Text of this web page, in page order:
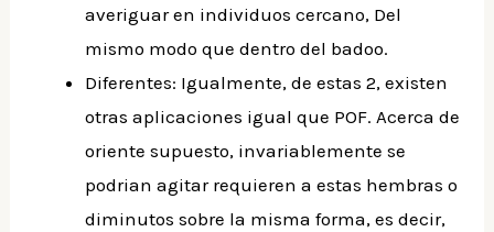
averiguar en individuos cercano, Del
mismo modo que dentro del badoo.
Diferentes: Igualmente, de estas 2, existen
otras aplicaciones igual que POF. Acerca de
oriente supuesto, invariablemente se
podrian agitar requieren a estas hembras o
diminutos sobre la misma forma, es decir,